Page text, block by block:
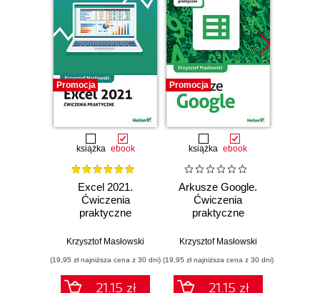
Promocja
książka ebook
Excel 2021.
Ćwiczenia
praktyczne
Krzysztof Masłowski
(19,95 zł najniższa cena z 30 dni)
21.15 zł
Promocja
książka ebook
Arkusze Google.
Ćwiczenia
praktyczne
Krzysztof Masłowski
(19,95 zł najniższa cena z 30 dni)
21.15 zł